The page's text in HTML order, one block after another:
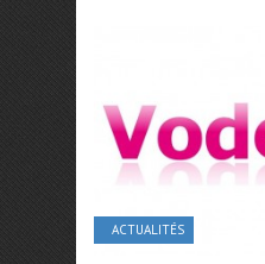
ACTUALITÉS